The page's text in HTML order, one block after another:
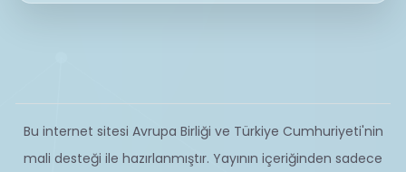
Bu internet sitesi Avrupa Birliği ve Türkiye Cumhuriyeti'nin
mali desteği ile hazırlanmıştır. Yayının içeriğinden sadece